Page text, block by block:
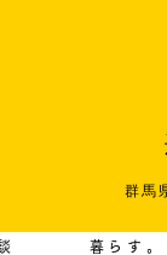
群馬
暮らす。